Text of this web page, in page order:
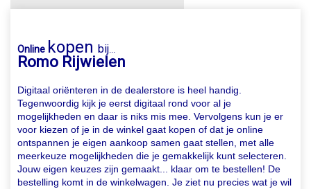
Online kopen bij...
Romo Rijwielen
Digitaal oriënteren in de dealerstore is heel handig.
Tegenwoordig kijk je eerst digitaal rond voor al je
mogelijkheden en daar is niks mis mee. Vervolgens kun je er
voor kiezen of je in de winkel gaat kopen of dat je online
ontspannen je eigen aankoop samen gaat stellen, met alle
meerkeuze mogelijkheden die je gemakkelijk kunt selecteren.
Jouw eigen keuzes zijn gemaakt... klaar om te bestellen! De
bestelling komt in de winkelwagen. Je ziet nu precies wat je wil